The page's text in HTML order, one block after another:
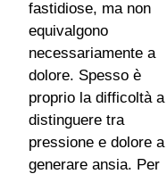
fastidiose, ma non
equivalgono
necessariamente a
dolore. Spesso è
proprio la difficoltà a
distinguere tra
pressione e dolore a
generare ansia. Per